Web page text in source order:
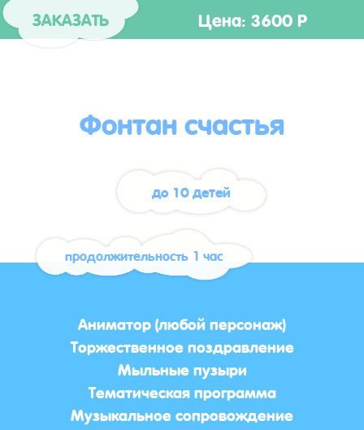
ЗАКАЗАТЬ Цена: 3600 Р
Фонтан счастья
до 10 детей
продолжительность 1 час
Аниматор (любой персонаж)
Торжественное поздравление
Мыльные пузыри
Тематическая программа
Музыкальное сопровождение